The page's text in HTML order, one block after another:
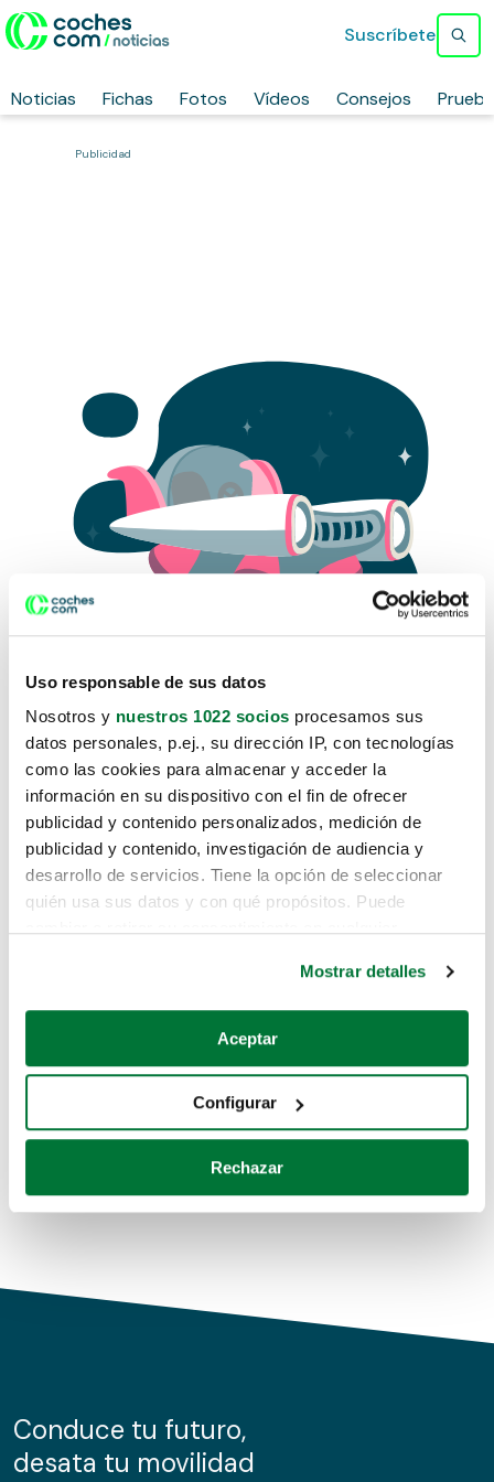
Uso responsable de sus datos
Nosotros y nuestros 1022 socios procesamos sus
datos personales, p.ej., su dirección IP, con tecnologías
como las cookies para almacenar y acceder la
información en su dispositivo con el fin de ofrecer
publicidad y contenido personalizados, medición de
publicidad y contenido, investigación de audiencia y
desarrollo de servicios. Tiene la opción de seleccionar
quién usa sus datos y con qué propósitos. Puede
Si lo permite, también quisiéramos:
Recopilar información sobre su ubicación geográfica
Identificar su dispositivo analizándolo activamente
para buscar características específicas (huellas
Obtenga más información sobre cómo se procesan sus
de cookies.
información sobre el uso que haga del sitio web con
nuestros partners de redes sociales, publicidad y análisis
Mostrar detalles
Aceptar
Configurar
Rechazar
Noticias Fichas Fotos Vídeos Consejos
Suscríbete
Publicidad
Lo sentimos, no sabemos como
te hemos traido hasta aquí.
Pero puedes encontrar el coche que estás
buscando en alguno de estos enlaces:
Coches de segunda mano
Coches de km0
Conduce tu futuro,
desata tu movilidad